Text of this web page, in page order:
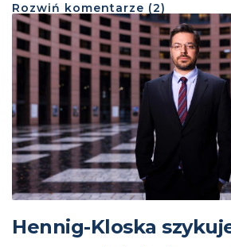
Rozwiń komentarze (2)
Hennig-Kloska